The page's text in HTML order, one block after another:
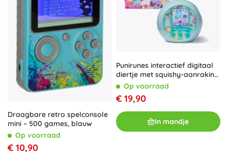
Draagbare retro spelconsole
mini – 500 games, blauw
Op voorraad
€ 10,90
Punirunes interactief digitaal
diertje met squishy-aanraking
van Spin Master
Op voorraad
€ 19,90
In mandje